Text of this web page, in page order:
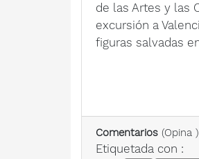
de las Artes y las
excursión a
figuras salvadas
Comentarios (Opina
Etiquetada con :